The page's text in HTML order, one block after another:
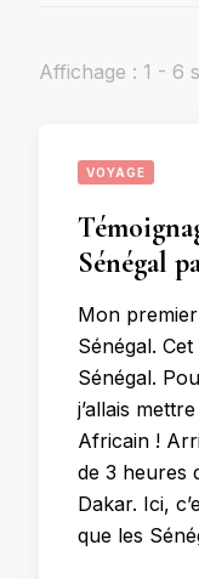
Affichage : 1 - 6
VOYAGE
Sénégal
Mon
Sénégal.
Sénégal.
j’allais
Africain !
de 3 heures
Dakar. Ici,
que les